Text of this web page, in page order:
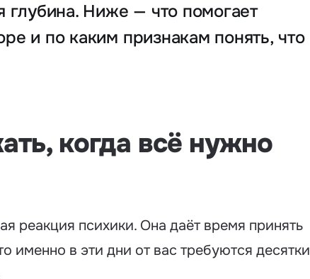
глубина. Ниже — что помогает
и по каким признакам понять, что
когда всё нужно
реакция психики. Она даёт время принять
именно в эти дни от вас требуются десятки